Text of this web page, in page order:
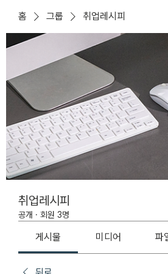
홈 그룹 취업레시피
취업레시피
공개 · 회원 3명
게시물 미디어 파